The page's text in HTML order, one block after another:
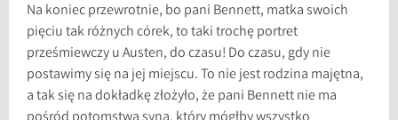
Na koniec przewrotnie, bo pani Bennett, matka swoich
pięciu tak różnych córek, to taki trochę portret
prześmiewczy u Austen, do czasu! Do czasu, gdy nie
postawimy się na jej miejscu. To nie jest rodzina majętna,
a tak się na dokładkę złożyło, że pani Bennett nie ma